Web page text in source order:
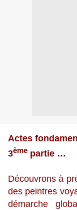
Actes
3ème partie …
Découvrons à
des peintres
démarche